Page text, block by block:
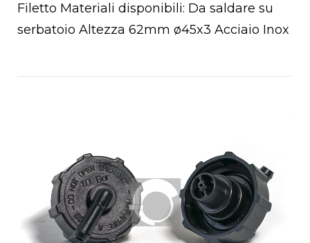
Filetto Materiali disponibili: Da saldare su
serbatoio Altezza 62mm ø45x3 Acciaio Inox